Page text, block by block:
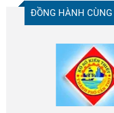
ĐỒNG HÀNH